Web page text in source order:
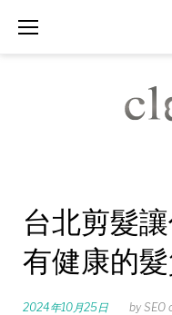
台北剪髮
有健康的
2024年10月25日 by SEO